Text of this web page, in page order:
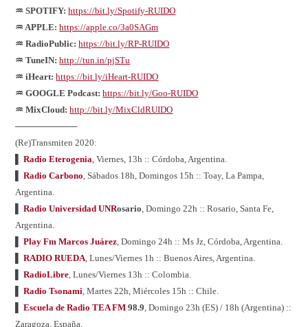
♒ SPOTIFY: https://bit.ly/Spotify-RUIDO
♒ APPLE: https://apple.co/3a0SAGm
♒ RadioPublic: https://bit.ly/RP-RUIDO
♒ TuneIN: http://tun.in/pjSTu
♒ iHeart: https://bit.ly/iHeart-RUIDO
♒ GOOGLE Podcast: https://bit.ly/Goo-RUIDO
♒ MixCloud: http://bit.ly/MixCldRUIDO
──────────
(Re)Transmiten 2020:
▌Radio Eterogenia , Viernes, 13h :: Córdoba, Argentina.
▌Radio Carbono , Sábados 18h, Domingos 15h :: Toay, La Pampa,
Argentina.
▌Radio Universidad UNRosario , Domingo 22h :: Rosario, Santa Fe,
Argentina.
▌Play Fm Marcos Juárez , Domingo 24h :: Ms Jz, Córdoba, Argentina.
▌RADIO RUEDA , Lunes/Viernes 1h :: Buenos Aires, Argentina.
▌RadioLibre , Lunes/Viernes 13h :: Colombia.
▌Radio Tsonami , Martes 22h, Miércoles 15h :: Chile.
▌Escuela de Radio TEA FM 98.9 , Domingo 23h (ES) / 18h (Argentina) ::
Zaragoza, España.